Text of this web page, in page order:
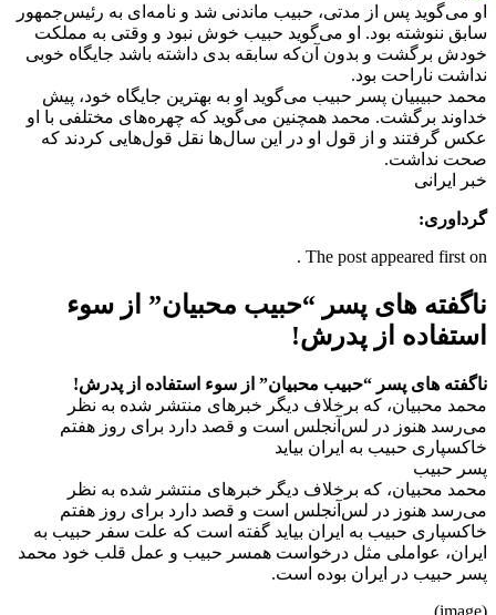
او می‌گوید پس از مدتی، حبیب ماندنی شد و نامه‌ای به رئیس‌جمهور
سابق ننوشته بود. او می‌گوید حبیب خوش نبود و وقتی به مملکت
خودش برگشت و بدون آن‌که سابقه بدی داشته باشد جایگاه خوبی
نداشت ناراحت بود.
محمد حبیبیان پسر حبیب می‌گوید او به بهترین جایگاه خود، پیش
خداوند برگشت. محمد همچنین می‌گوید که چهره‌‌های مختلفی با او
عکس گرفتند و از قول او در این سال‌ها نقل قول‌هایی کردند که
صحت نداشت.
خبر ایرانی
گرداوری:
The post appeared first on .
ناگفته های پسر “حبیب محبیان” از سوء
استفاده از پدرش!
ناگفته های پسر “حبیب محبیان” از سوء استفاده از پدرش!
محمد محبیان، که برخلاف دیگر خبرهای منتشر شده به نظر
می‌رسد هنوز در لس‌آنجلس است و قصد دارد برای روز هفتم
خاکسپاری حبیب به ایران بیاید
پسر حبیب
محمد محبیان، که برخلاف دیگر خبرهای منتشر شده به نظر
می‌رسد هنوز در لس‌آنجلس است و قصد دارد برای روز هفتم
خاکسپاری حبیب به ایران بیاید گفته است که علت سفر حبیب به
ایران، عواملی مثل درخواست همسر حبیب و عمل قلب خود محمد
پسر حبیب در ایران بوده است.
(image)